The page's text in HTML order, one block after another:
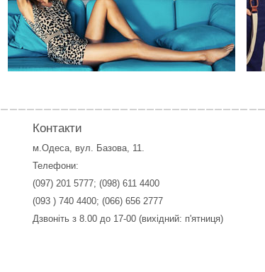
Контакти
м.Одеса, вул. Базова, 11.
Телефони:
(097) 201 5777; (098) 611 4400
(093 ) 740 4400; (066) 656 2777
Дзвоніть з 8.00 до 17-00 (вихідний: п'ятниця)